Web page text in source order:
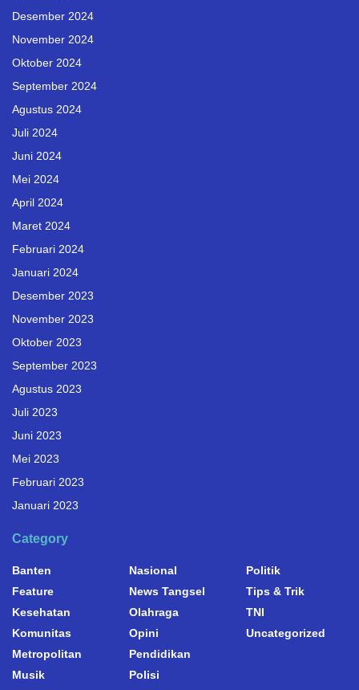
Desember 2024
November 2024
Oktober 2024
September 2024
Agustus 2024
Juli 2024
Juni 2024
Mei 2024
April 2024
Maret 2024
Februari 2024
Januari 2024
Desember 2023
November 2023
Oktober 2023
September 2023
Agustus 2023
Juli 2023
Juni 2023
Mei 2023
Februari 2023
Januari 2023
Category
Banten
Feature
Kesehatan
Komunitas
Metropolitan
Musik
Nasional
News Tangsel
Olahraga
Opini
Pendidikan
Polisi
Politik
Tips & Trik
TNI
Uncategorized